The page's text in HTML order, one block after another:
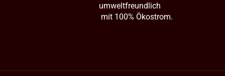
umweltfreundlich
mit 100% Ökostrom.